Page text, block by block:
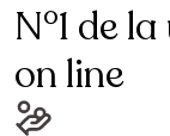
N°1 de
on line